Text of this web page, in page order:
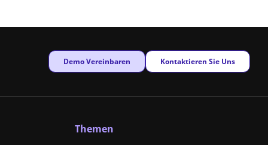
New window
Demo Vereinbaren New window
Kontaktieren Sie Uns
Themen